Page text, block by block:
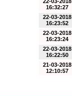
16:32:27
22-03-2018
16:23:52
22-03-2018
16:23:24
22-03-2018
16:22:50
21-03-2018
12:10:57